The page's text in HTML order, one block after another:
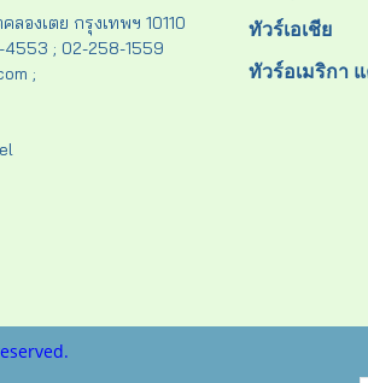
องเตย กรุงเทพฯ 10110
; 02-258-1559
;
ทัวร์เอเชีย
ทัวร์อเมริกา